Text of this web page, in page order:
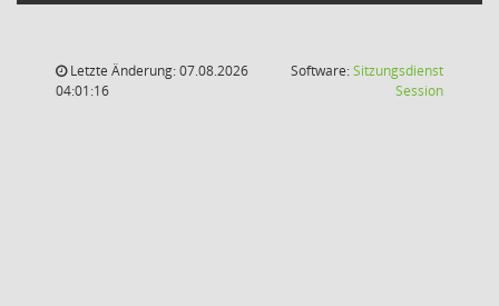
Letzte Änderung: 07.08.2026
04:01:16
Software:Sitzungsdienst
Session(Wird in